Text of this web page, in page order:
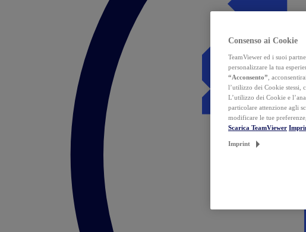
Consenso ai Cookie
TeamViewer ed i suoi
personalizzare la tua
“Acconsento” ,
l’utilizzo dei Cookie stessi,
L’utilizzo dei Cookie e
particolare attenzione agli
modificare le tue
Scarica TeamViewer
Imprint